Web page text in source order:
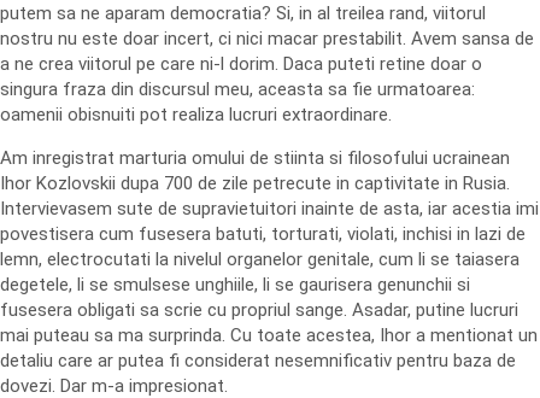
putem sa ne aparam democratia? Si, in al treilea rand, viitorul
nostru nu este doar incert, ci nici macar prestabilit. Avem sansa de
a ne crea viitorul pe care ni-l dorim. Daca puteti retine doar o
singura fraza din discursul meu, aceasta sa fie urmatoarea:
oamenii obisnuiti pot realiza lucruri extraordinare.
Am inregistrat marturia omului de stiinta si filosofului ucrainean
Ihor Kozlovskii dupa 700 de zile petrecute in captivitate in Rusia.
Intervievasem sute de supravietuitori inainte de asta, iar acestia imi
povestisera cum fusesera batuti, torturati, violati, inchisi in lazi de
lemn, electrocutati la nivelul organelor genitale, cum li se taiasera
degetele, li se smulsese unghiile, li se gaurisera genunchii si
fusesera obligati sa scrie cu propriul sange. Asadar, putine lucruri
mai puteau sa ma surprinda. Cu toate acestea, Ihor a mentionat un
detaliu care ar putea fi considerat nesemnificativ pentru baza de
dovezi. Dar m-a impresionat.